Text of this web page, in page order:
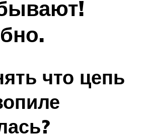
что цепь